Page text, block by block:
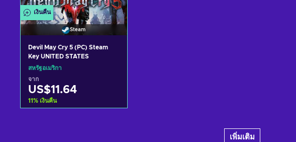
เงินคืน
Steam
Devil May Cry 5 (PC) Steam
Key UNITED STATES
สหรัฐอเมริกา
จาก
US$11.64
11% เงินคืน
เพิ่มเติม